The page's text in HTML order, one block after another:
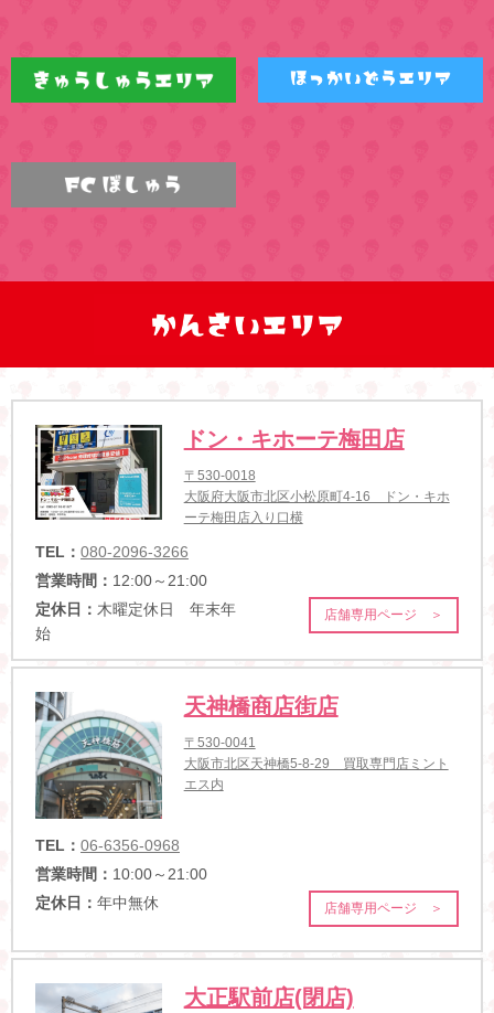
ドン・キホーテ梅田店
〒530-0018
大阪府大阪市北区小松原町4-16 ドン・キホ
ーテ梅田店入り口横
TEL： 080-2096-3266
営業時間： 12:00～21:00
定休日： 木曜定休日 年末年
始
店舗専用ページ ＞
天神橋商店街店
〒530-0041
大阪市北区天神橋5-8-29 買取専門店ミント
エス内
TEL： 06-6356-0968
営業時間： 10:00～21:00
定休日： 年中無休 店舗専用ページ ＞
大正駅前店(閉店)